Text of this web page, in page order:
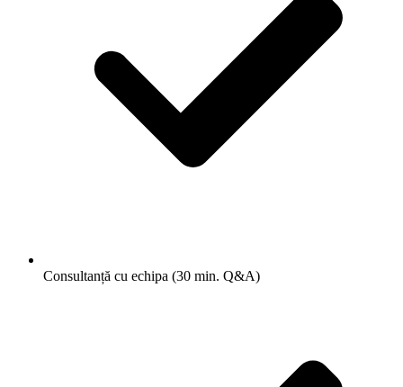
Consultanță cu echipa (30 min. Q&A)